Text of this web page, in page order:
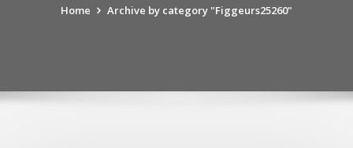
Home Archive by category "Figgeurs25260"